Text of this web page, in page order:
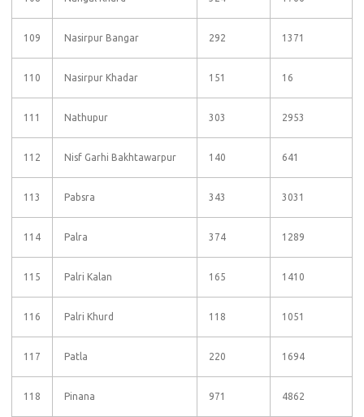
109 Nasirpur Bangar 292 1371
110 Nasirpur Khadar 151 16
111 Nathupur 303 2953
112 Nisf Garhi Bakhtawarpur 140 641
113 Pabsra 343 3031
114 Palra 374 1289
115 Palri Kalan 165 1410
116 Palri Khurd 118 1051
117 Patla 220 1694
118 Pinana 971 4862